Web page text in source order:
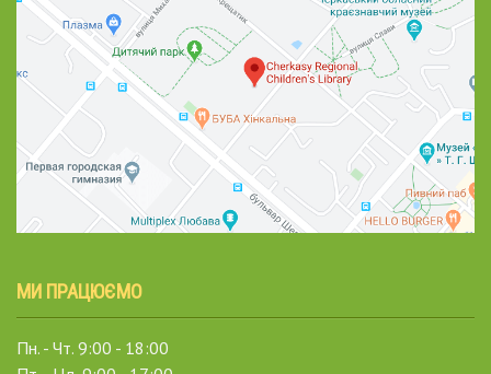
МИ ПРАЦЮЄМО
Пн. - Чт. 9:00 - 18:00